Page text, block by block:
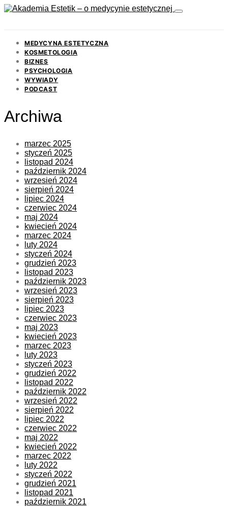
MEDYCYNA ESTETYCZNA
KOSMETOLOGIA
BIZNES
PSYCHOLOGIA
WYWIADY
PODCAST
Archiwa
marzec 2025
styczeń 2025
listopad 2024
październik 2024
wrzesień 2024
sierpień 2024
lipiec 2024
czerwiec 2024
maj 2024
kwiecień 2024
marzec 2024
luty 2024
styczeń 2024
grudzień 2023
listopad 2023
październik 2023
wrzesień 2023
sierpień 2023
lipiec 2023
czerwiec 2023
maj 2023
kwiecień 2023
marzec 2023
luty 2023
styczeń 2023
grudzień 2022
listopad 2022
październik 2022
wrzesień 2022
sierpień 2022
lipiec 2022
czerwiec 2022
maj 2022
kwiecień 2022
marzec 2022
luty 2022
styczeń 2022
grudzień 2021
listopad 2021
październik 2021